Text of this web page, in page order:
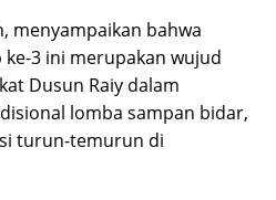
menyampaikan bahwa
ke-3 ini merupakan wujud
Dusun Raiy dalam
lomba sampan bidar,
turun-temurun di